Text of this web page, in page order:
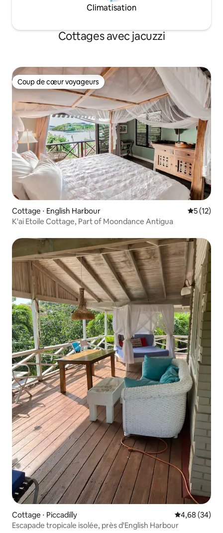
Climatisation
Cottages avec jacuzzi
Coup de cœur voyageurs
Coup de cœur voyageurs
Cottage ⋅ English Harbour
5 (12)
K'ai Etoile Cottage, Part of Moondance Antigua
Cottage ⋅ Piccadilly Évaluation
4,68 (34)
Escapade tropicale isolée, près d'English Harbour